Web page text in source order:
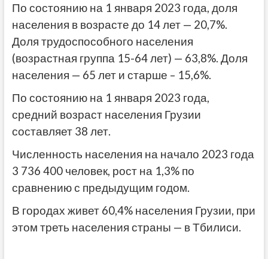
По состоянию на 1 января 2023 года, доля
населения в возрасте до 14 лет — 20,7%.
Доля трудоспособного населения
(возрастная группа 15-64 лет) — 63,8%. Доля
населения — 65 лет и старше – 15,6%.
По состоянию на 1 января 2023 года,
средний возраст населения Грузии
составляет 38 лет.
Численность населения на начало 2023 года
3 736 400 человек, рост на 1,3% по
сравнению с предыдущим годом.
В городах живет 60,4% населения Грузии, при
этом треть населения страны — в Тбилиси.